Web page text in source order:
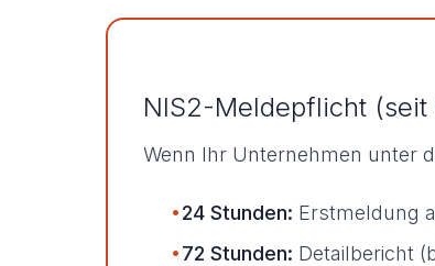
NIS2-Meldepflicht
Wenn Ihr Unternehmen unter
•24 Stunden: Erstmeldung
•72 Stunden: Detailbericht